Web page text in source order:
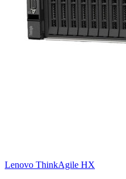
Lenovo ThinkAgile HX